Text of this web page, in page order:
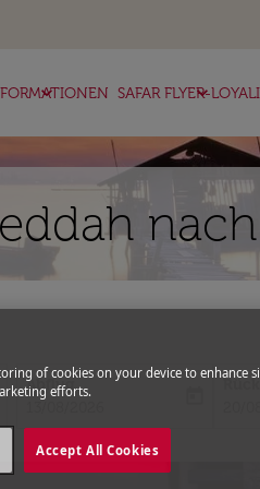
keyboard_arrow_down SAFAR FLYER-
keyboard_arrow_down
Abflug
fc-
of cookies on your device to enhance
efforts.
Accept All Cookies